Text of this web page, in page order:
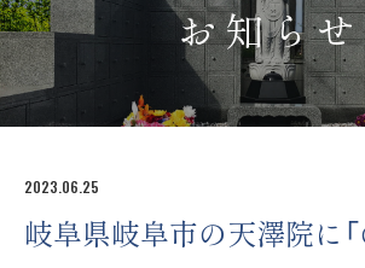
お知らせ
2023.06.25
岐阜県岐阜市の天澤院に